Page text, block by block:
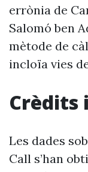
errònia de
Salomó ben
mètode de
incloïa vies
Crèdits
Les dades
Call s’han